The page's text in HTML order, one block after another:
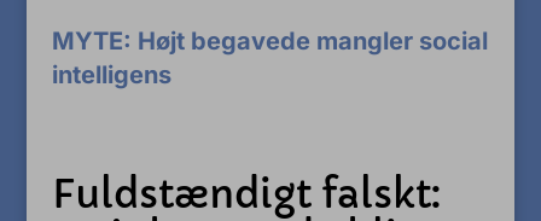
MYTE: Højt begavede mangler social
intelligens
Fuldstændigt falskt: